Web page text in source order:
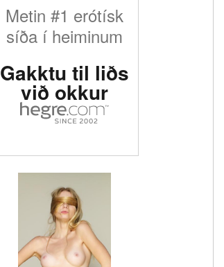
Metin #1 erótísk
síða í heiminum
Gakktu til liðs
við okkur